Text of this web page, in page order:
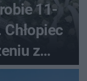
11-
z